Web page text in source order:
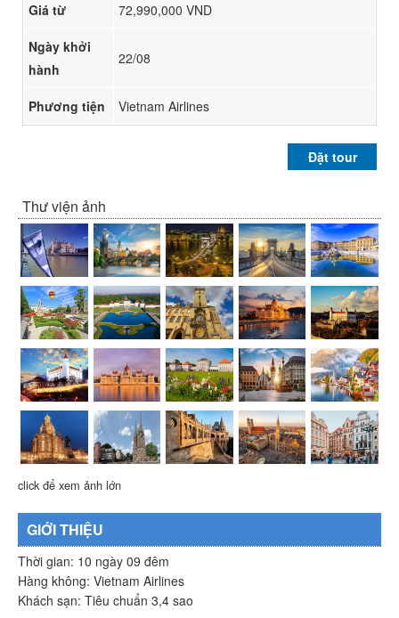
Giá từ 72,990,000 VND
Ngày khởi
hành
22/08
Phương tiện Vietnam Airlines
Đặt tour
Thư viện ảnh
click để xem ảnh lớn
GIỚI THIỆU
Thời gian: 10 ngày 09 đêm
Hàng không: Vietnam Airlines
Khách sạn: Tiêu chuẩn 3,4 sao